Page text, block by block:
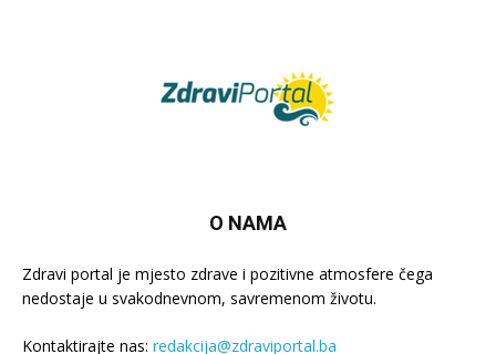
O NAMA
Zdravi portal je mjesto zdrave i pozitivne atmosfere čega
nedostaje u svakodnevnom, savremenom životu.
Kontaktirajte nas: redakcija@zdraviportal.ba